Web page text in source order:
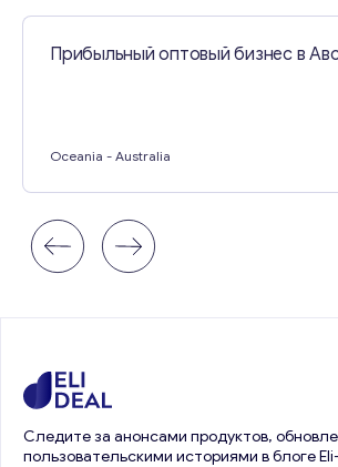
Прибыльный оптовый бизнес в
Oceania - Australia
Следите за анонсами продуктов,
пользовательскими историями в блоге